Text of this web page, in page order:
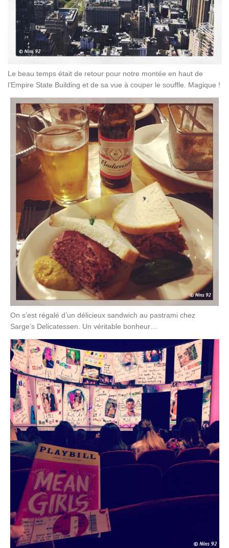
Le beau temps était de retour pour notre montée en haut de
l’Empire State Building et de sa vue à couper le souffle. Magique !
On s’est régalé d’un délicieux sandwich au pastrami chez
Sarge’s Delicatessen. Un véritable bonheur…